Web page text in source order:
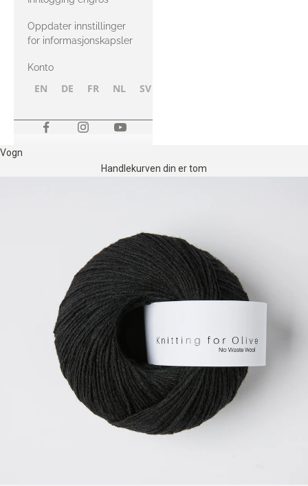
Oppdater innstillinger
for informasjonskapsler
Konto
EN DE FR NL SV
Vogn
Handlekurven din er tom